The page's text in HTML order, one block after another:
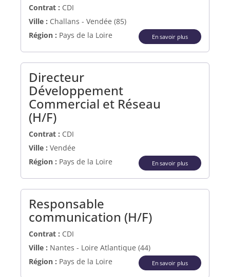
Contrat : CDI
Ville : Challans - Vendée (85)
Région : Pays de la Loire En savoir plus
Directeur
Développement
Commercial et Réseau
(H/F)(Nouvelle fenêtre)
Contrat : CDI
Ville : Vendée
Région : Pays de la Loire En savoir plus
Responsable
communication (H/F)(Nouvelle
Contrat : CDI
Ville : Nantes - Loire Atlantique (44)
Région : Pays de la Loire En savoir plus